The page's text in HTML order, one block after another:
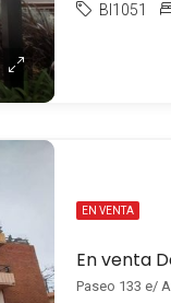
BI1051
EN VENTA
Paseo 133 e/